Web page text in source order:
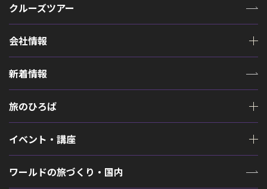
クルーズツアー
会社情報
新着情報
旅のひろば
イベント・講座
ワールドの旅づくり・国内